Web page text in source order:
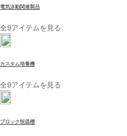
電気泳動関連製品
全9アイテムを見る
カスタム培養機
全9アイテムを見る
ブロック恒温槽